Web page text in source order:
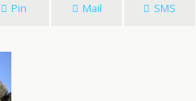
Pin Mail SMS